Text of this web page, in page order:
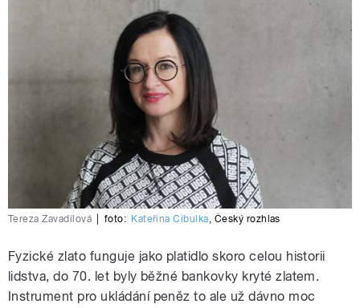
Tereza Zavadilová foto: Kateřina Cibulka Český rozhlas
Fyzické zlato funguje jako platidlo skoro celou historii
lidstva, do 70. let byly běžné bankovky kryté zlatem.
Instrument pro ukládání peněz to ale už dávno moc